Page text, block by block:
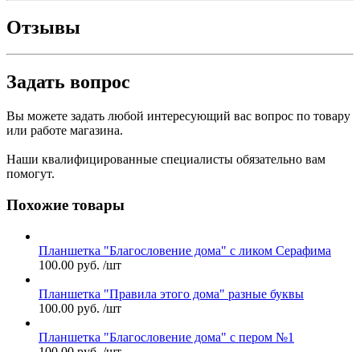
Отзывы
Задать вопрос
Вы можете задать любой интересующий вас вопрос по товару
или работе магазина.
Наши квалифицированные специалисты обязательно вам
помогут.
Похожие товары
Планшетка "Благословение дома" с ликом Серафима
100.00 руб. /шт
Планшетка "Правила этого дома" разные буквы
100.00 руб. /шт
Планшетка "Благословение дома" с пером №1